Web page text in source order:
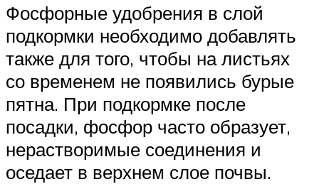
Фосфорные удобрения в слой
подкормки необходимо добавлять
также для того, чтобы на листьях
со временем не появились бурые
пятна. При подкормке после
посадки, фосфор часто образует,
нерастворимые соединения и
оседает в верхнем слое почвы.